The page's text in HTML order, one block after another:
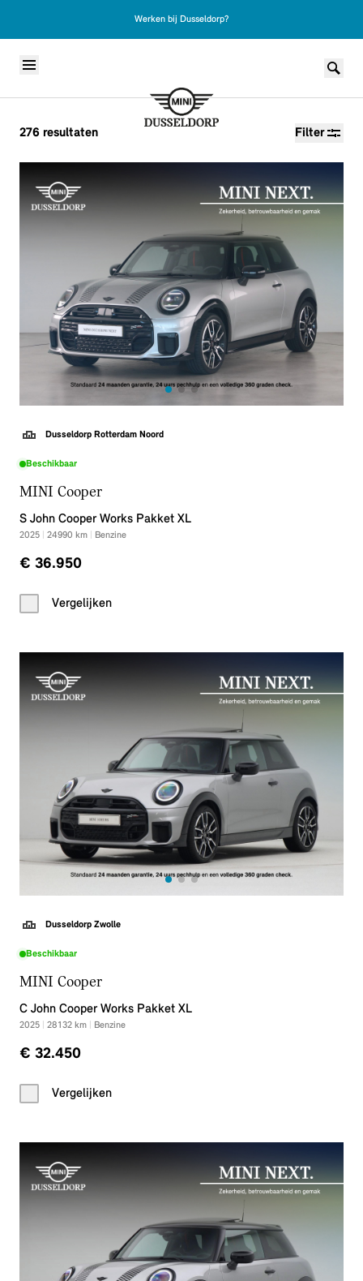
Werken bij Dusseldorp?
276 resultaten Filter
Dusseldorp Rotterdam Noord
Beschikbaar
MINI Cooper
S John Cooper Works Pakket XL
2025 24990 km Benzine
€ 36.950
Vergelijken
Dusseldorp Zwolle
Beschikbaar
MINI Cooper
C John Cooper Works Pakket XL
2025 28132 km Benzine
€ 32.450
Vergelijken